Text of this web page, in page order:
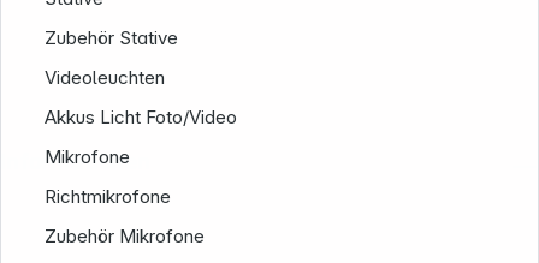
Zubehör Stative
Videoleuchten
Akkus Licht Foto/Video
Mikrofone
Richtmikrofone
Zubehör Mikrofone
Informationen